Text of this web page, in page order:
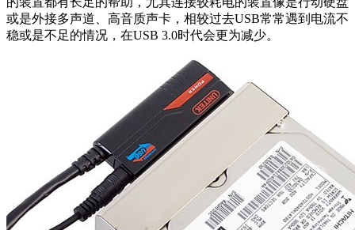
或是外接多声道、高音质声卡，相较过去USB常常遇到电流不
稳或是不足的情况，在USB 3.0时代会更为减少。